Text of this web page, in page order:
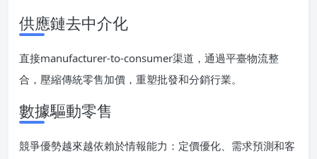
供應鏈去中介化
直接manufacturer-to-consumer渠道，通過平臺物流整
合，壓縮傳統零售加價，重塑批發和分銷行業。
數據驅動零售
競爭優勢越來越依賴於情報能力：定價優化、需求預測和客